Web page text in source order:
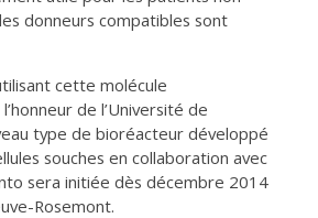
donneurs compatibles sont
cette molécule
l’honneur de l’Université de
type de bioréacteur développé
souches en collaboration avec
sera initiée dès décembre 2014
Rosemont.